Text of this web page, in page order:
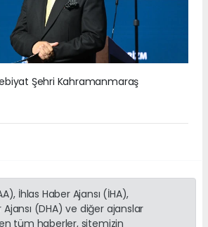
Şehri Kahramanmaraş
İhlas Haber Ajansı (İHA),
(DHA) ve diğer ajanslar
tüm haberler, sitemizin